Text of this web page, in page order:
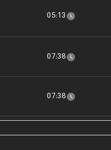
05:13
07:38
07:38